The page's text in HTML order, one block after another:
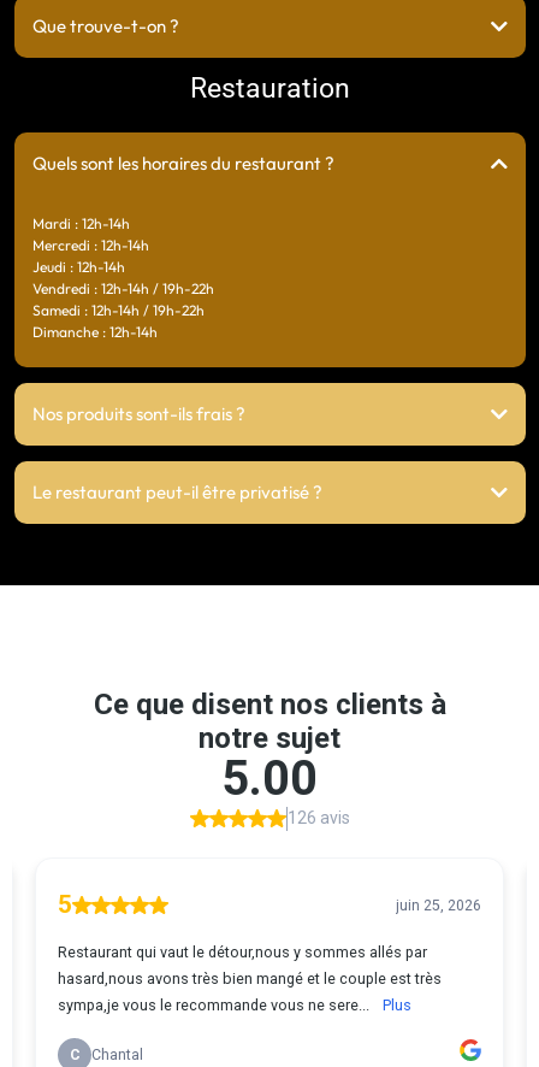
Que trouve-t-on ?
Restauration
Quels sont les horaires du restaurant ?
Mardi : 12h-14h
Mercredi : 12h-14h
Jeudi : 12h-14h
Vendredi : 12h-14h / 19h-22h
Samedi : 12h-14h / 19h-22h
Dimanche : 12h-14h
Nos produits sont-ils frais ?
Le restaurant peut-il être privatisé ?